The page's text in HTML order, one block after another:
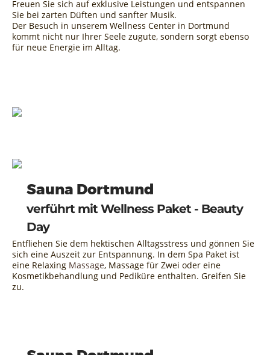
Freuen Sie sich auf exklusive Leistungen und entspannen
Sie bei zarten Düften und sanfter Musik.
Der Besuch in unserem Wellness Center in Dortmund
kommt nicht nur Ihrer Seele zugute, sondern sorgt ebenso
für neue Energie im Alltag.
Sauna Dortmund
verführt mit Wellness Paket - Beauty
Day
Entfliehen Sie dem hektischen Alltagsstress und gönnen Sie
sich eine Auszeit zur Entspannung. In dem Spa Paket ist
eine Relaxing Massage, Massage für Zwei oder eine
Kosmetikbehandlung und Pediküre enthalten. Greifen Sie
zu.